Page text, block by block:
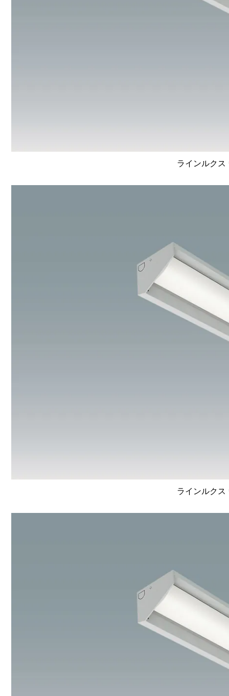
ラインルクス
ラインルクス